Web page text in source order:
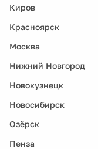
Киров
Красноярск
Москва
Нижний Новгород
Новокузнецк
Новосибирск
Озёрск
Пенза